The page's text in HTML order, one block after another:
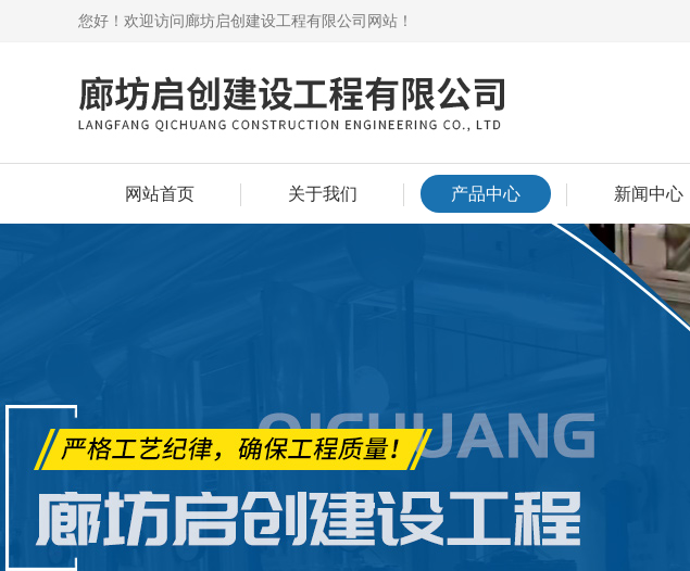
您好！欢迎访问廊坊启创建设工程有限公司网站！
网站首页 关于我们 产品中心 新闻中心